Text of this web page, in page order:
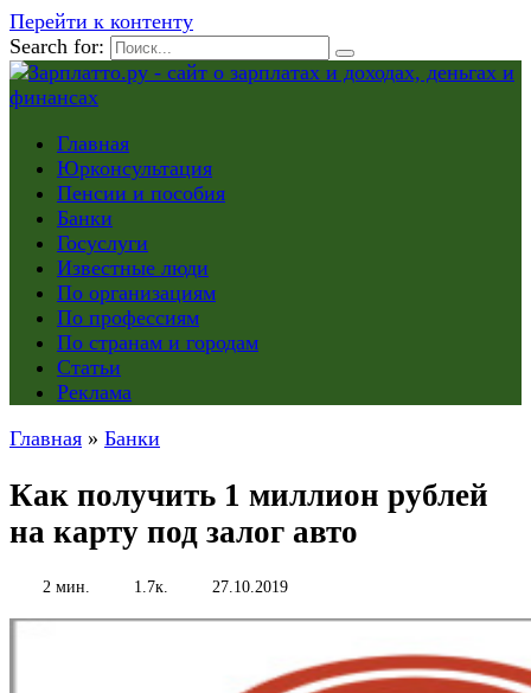
Перейти к контенту
Search for:
Главная
Юрконсультация
Пенсии и пособия
Банки
Госуслуги
Известные люди
По организациям
По профессиям
По странам и городам
Статьи
Реклама
Главная » Банки
Как получить 1 миллион рублей
на карту под залог авто
2 мин. 1.7к. 27.10.2019